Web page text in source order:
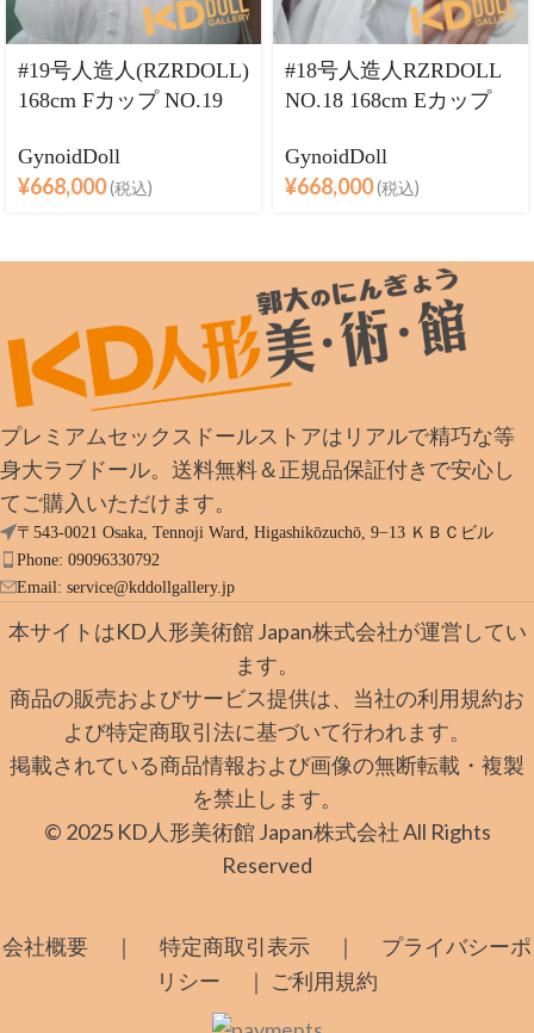
#19号人造人(RZRDOLL)
168cm Fカップ NO.19
像究極版Rメイク 等身
大 フルシリコン製ラブ
GynoidDoll
¥668,000(税込)
#18号人造人RZRDOLL
NO.18 168cm Eカップ
ラブドール
GynoidDoll
¥668,000(税込)
プレミアムセックスドールストアはリアルで精巧な等
身大ラブドール。送料無料＆正規品保証付きで安心し
てご購入いただけます。
〒543-0021 Osaka, Tennoji Ward, Higashikōzuchō, 9−13 ＫＢＣビル
Phone: 09096330792
Email: service@kddollgallery.jp
本サイトはKD人形美術館 Japan株式会社が運営してい
ます。
商品の販売およびサービス提供は、当社の利用規約お
よび特定商取引法に基づいて行われます。
掲載されている商品情報および画像の無断転載・複製
を禁止します。
© 2025 KD人形美術館 Japan株式会社 All Rights
Reserved
会社概要 ｜ 特定商取引表示 ｜ プライバシーポ
リシー ｜ ご利用規約